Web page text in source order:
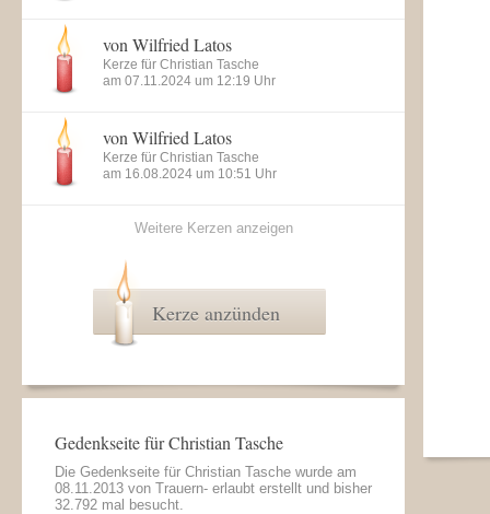
von Wilfried Latos
Kerze für Christian Tasche
am 07.11.2024 um 12:19 Uhr
von Wilfried Latos
Kerze für Christian Tasche
am 16.08.2024 um 10:51 Uhr
Weitere Kerzen anzeigen
Kerze anzünden
Gedenkseite für Christian Tasche
Die Gedenkseite für Christian Tasche wurde am
08.11.2013 von Trauern- erlaubt erstellt und bisher
32.792 mal besucht.